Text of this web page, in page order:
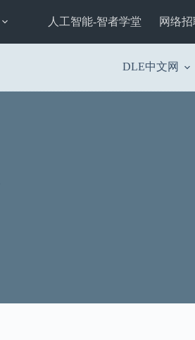
人工智能-智者学堂 网络
DLE中文网